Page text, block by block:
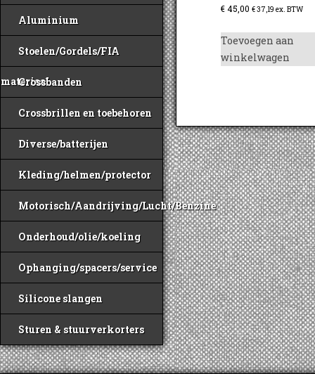
Aluminium
Stoelen/Gordels/FIA
materiaal
Crossbanden
Crossbrillen en toebehoren
Diverse/batterijen
Kleding/helmen/protector
Motorisch/Aandrijving/Lucht/Benzine
Onderhoud/olie/koeling
Ophanging/spacers/service
Silicone slangen
Sturen & stuurverkorters
€45,00 €37,19 ex. BTW
Toevoegen aan
winkelwagen